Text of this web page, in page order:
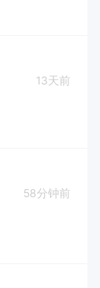
13天前
58分钟前